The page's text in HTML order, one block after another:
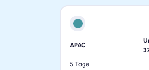
APAC
5 Tage